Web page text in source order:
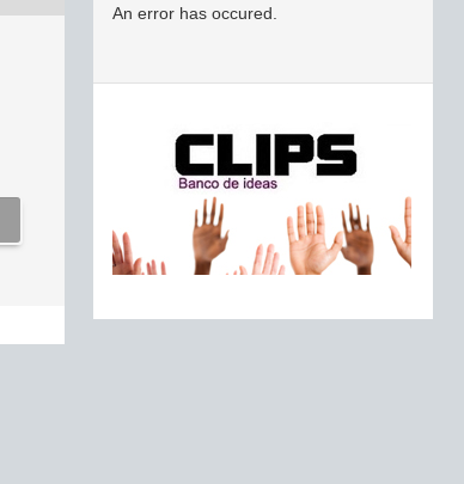
An error has occured.